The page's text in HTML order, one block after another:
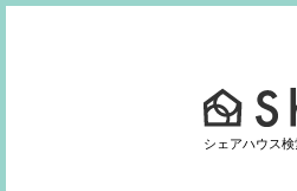
シェアハウス